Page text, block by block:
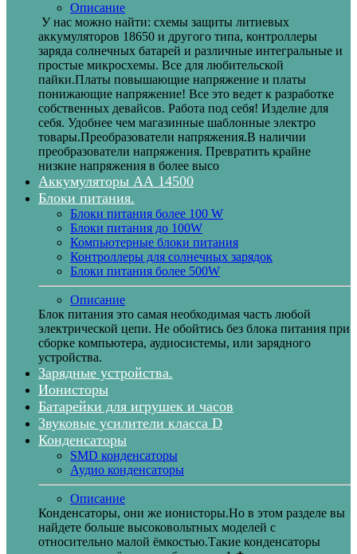
Описание
У нас можно найти: схемы защиты литиевых
аккумуляторов 18650 и другого типа, контроллеры
заряда солнечных батарей и различные интегральные и
простые микросхемы. Все для любительской
пайки.Платы повышающие напряжение и платы
понижающие напряжение! Все это ведет к разработке
собственных девайсов. Работа под себя! Изделие для
себя. Удобнее чем магазинные шаблонные электро
товары.Преобразователи напряжения.В наличии
преобразователи напряжения. Превратить крайне
низкие напряжения в более высо
Аккумуляторы АА 14500
Блоки питания.
Блоки питания более 100 W
Блоки питания до 100W
Компьютерные блоки питания
Контроллеры для солнечных зарядок
Блоки питания более 500W
Описание
Блок питания это самая необходимая часть любой
электрической цепи. Не обойтись без блока питания при
сборке компьютера, аудиосистемы, или зарядного
устройства.
Зарядные устройства.
Ионисторы
Батарейки для игрушек и часов
Звуковые усилители класса D
Конденсаторы
SMD конденсаторы
Аудио конденсаторы
Описание
Конденсаторы, они же ионисторы.Но в этом разделе вы
найдете больше высоковольтных моделей с
относительно малой ёмкостью.Такие конденсаторы